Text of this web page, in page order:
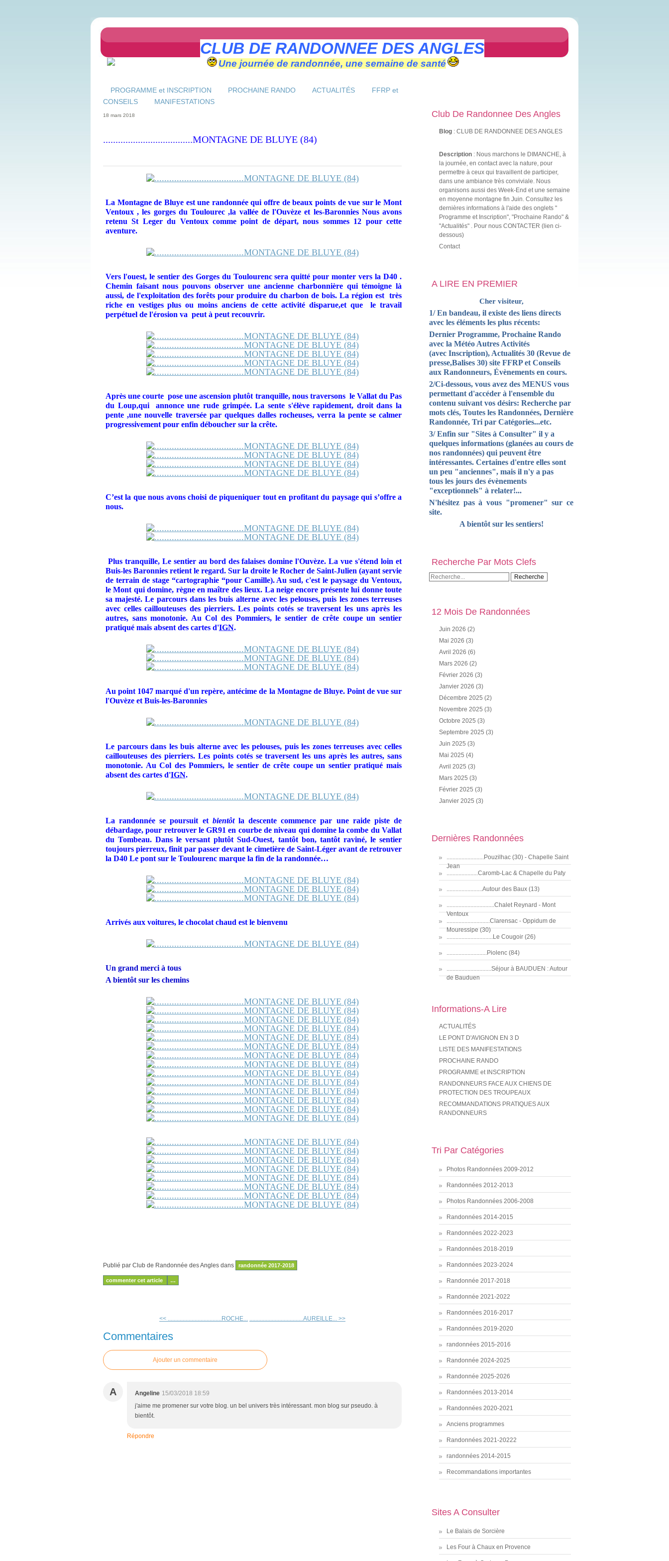
CLUB DE RANDONNEE DES ANGLES
Une journée de randonnée, une semaine de santé
PROGRAMME et INSCRIPTION PROCHAINE RANDO ACTUALITÉS
FFRP et
CONSEILS
MANIFESTATIONS
18 mars 2018
....................................MONTAGNE DE BLUYE (84)
La Montagne de Bluye est une randonnée qui offre de beaux points de vue sur le Mont
Ventoux , les gorges du Toulourec ,la vallée de l'Ouvèze et les-Baronnies Nous avons
retenu St Leger du Ventoux comme point de départ, nous sommes 12 pour cette
aventure.
Vers l'ouest, le sentier des Gorges du Toulourencsera quitté pour monter vers la D40 .
Chemin faisant nous pouvons observer une ancienne charbonnière qui témoigne là
aussi, de l'exploitation des forêts pour produire du charbon de bois. La région est très
riche en vestiges plus ou moins anciens de cetteactivité disparue,et que le travail
perpétuel de l'érosion va peut à peut recouvrir.
Après une courte pose une ascension plutôt tranquille, nous traversons le Vallat du Pas
du Loup,qui annonce une rude grimpée. La sente s'élève rapidement, droit dans la
pente ,une nouvelle traversée par quelques dalles rocheuses, verra la pente se calmer
progressivement pour enfin déboucher sur la crête.
C’est la que nous avons choisi de piqueniquer tout en profitant du paysage qui s’offre a
nous.
Plus tranquille, Le sentier au bord des falaises domine l'Ouvèze. La vue s'étend loin et
Buis-les Baronnies retient le regard. Sur la droite le Rocher de Saint-Julien (ayant servie
de terrain de stage “cartographie “pour Camille). Au sud, c'est le paysage du Ventoux,
le Mont qui domine, règne en maître des lieux. La neige encore présente lui donne toute
sa majesté. Le parcours dans les buis alterne avec les pelouses, puis les zones terreuses
avec celles caillouteuses des pierriers. Les points cotés se traversent les uns après les
autres, sans monotonie. Au Col des Pommiers, le sentier de crête coupe un sentier
pratiqué mais absent des cartes d'IGN.
Au point 1047 marqué d'un repère, antécime de la Montagne de Bluye. Point de vue sur
l'Ouvèze et Buis-les-Baronnies
Le parcours dans les buis alterne avec les pelouses, puis les zones terreuses avec celles
caillouteuses des pierriers. Les points cotés se traversent les uns après les autres, sans
monotonie. Au Col des Pommiers, le sentier de crête coupe un sentier pratiqué mais
absent des cartes d'IGN.
La randonnée se poursuit et bientôtla descente commence par une raide piste de
débardage, pour retrouver le GR91 en courbe de niveau qui domine la combe du Vallat
du Tombeau. Dans le versant plutôt Sud-Ouest, tantôt bon, tantôt raviné, le sentier
toujours pierreux, finit par passer devant le cimetière de Saint-Léger avant de retrouver
la D40 Le pont sur le Toulourenc marque la fin de la randonnée…
Arrivés aux voitures, le chocolat chaud est le bienvenu
Un grand merci à tous
A bientôt sur les chemins
Publié par Club de Randonnée des Angles dans randonnée 2017-2018
commenter cet article …
<< ....................................ROCHE... ....................................AUREILLE... >>
Commentaires
Ajouter un commentaire
A Angeline 15/03/2018 18:59
j'aime me promener sur votre blog. un bel univers très intéressant. mon blog sur pseudo. à
bientôt.
Répondre
Club De Randonnee Des Angles
Blog : CLUB DE RANDONNEE DES ANGLES
Description : Nous marchons le DIMANCHE, à
la journée, en contact avec la nature, pour
permettre à ceux qui travaillent de participer,
dans une ambiance très conviviale. Nous
organisons aussi des Week-End et une semaine
en moyenne montagne fin Juin. Consultez les
dernières informations à l'aide des onglets "
Programme et Inscription", "Prochaine Rando" &
"Actualités" . Pour nous CONTACTER (lien ci-
dessous)
Contact
A LIRE EN PREMIER
Cher visiteur,
1/ En bandeau, il existe des liens directs
avec les éléments les plus récents:
Dernier Programme, Prochaine Rando
avec la Météo Autres Activités
(avec Inscription), Actualités 30 (Revue de
presse,Balises 30) site FFRP et Conseils
aux Randonneurs, Évènements en cours.
2/Ci-dessous, vous avez des MENUS vous
permettant d'accéder à l'ensemble du
contenu suivant vos désirs: Recherche par
mots clés, Toutes les Randonnées, Dernière
Randonnée, Tri par Catégories...etc.
3/ Enfin sur "Sites à Consulter" il y a
quelques informations (glanées au cours de
nos randonnées) qui peuvent être
intéressantes. Certaines d'entre elles sont
un peu "anciennes", mais il n'y a pas
tous les jours des évènements
"exceptionnels" à relater!...
N'hésitez pas à vous "promener" sur ce
site.
A bientôt sur les sentiers!
Recherche Par Mots Clefs
12 Mois De Randonnées
Juin 2026 (2)
Mai 2026 (3)
Avril 2026 (6)
Mars 2026 (2)
Février 2026 (3)
Janvier 2026 (3)
Décembre 2025 (2)
Novembre 2025 (3)
Octobre 2025 (3)
Septembre 2025 (3)
Juin 2025 (3)
Mai 2025 (4)
Avril 2025 (3)
Mars 2025 (3)
Février 2025 (3)
Janvier 2025 (3)
Dernières Randonnées
.........................Pouzilhac (30) - Chapelle Saint
Jean
.....................Caromb-Lac & Chapelle du Paty
........................Autour des Baux (13)
................................Chalet Reynard - Mont
Ventoux
.............................Clarensac - Oppidum de
Mouressipe (30)
...............................Le Cougoir (26)
...........................Piolenc (84)
..............................Séjour à BAUDUEN : Autour
de Bauduen
Informations-A Lire
ACTUALITÉS
LE PONT D'AVIGNON EN 3 D
LISTE DES MANIFESTATIONS
PROCHAINE RANDO
PROGRAMME et INSCRIPTION
RANDONNEURS FACE AUX CHIENS DE
PROTECTION DES TROUPEAUX
RECOMMANDATIONS PRATIQUES AUX
RANDONNEURS
Tri Par Catégories
Photos Randonnées 2009-2012
Randonnées 2012-2013
Photos Randonnées 2006-2008
Randonnées 2014-2015
Randonnées 2022-2023
Randonnées 2018-2019
Randonnées 2023-2024
Randonnée 2017-2018
Randonnée 2021-2022
Randonnées 2016-2017
Randonnées 2019-2020
randonnées 2015-2016
Randonnée 2024-2025
Randonnée 2025-2026
Randonnées 2013-2014
Randonnées 2020-2021
Anciens programmes
Randonnées 2021-20222
randonnées 2014-2015
Recommandations importantes
Sites A Consulter
Le Balais de Sorcière
Les Four à Chaux en Provence